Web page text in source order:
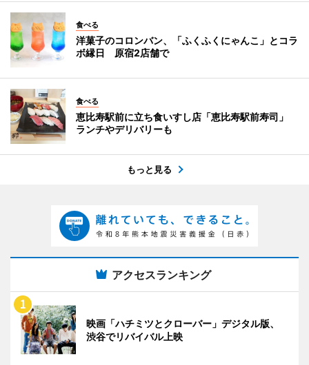
食べる
洋菓子のコロンバン、「ふくふくにゃんこ」とコラ
ボ縁日 原宿2店舗で
食べる
恵比寿駅前に立ち食いすし店「恵比寿駅前寿司」
ランチやデリバリーも
もっと見る
アクセスランキング
映画「ハチミツとクローバー」デジタル版、
渋谷でリバイバル上映